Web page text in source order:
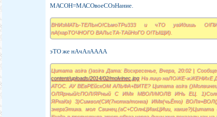
МАСОН=МАСОвоеСОзНание.
ВНИзМАТЬ-ТЕЛЬнО!СЬмоТРи333 и чТО увИдишь
пА(карТОЧНОГО ВАЛьсТА-ТАйНоГО О!ТЫЩИ).
эТО же нАчАлАААА
Цитата asira ()asira Дата: Воскресенье, Вчера, 20:02 |
content/uploads/2014/02/molvinec.jpgНа лицо наЛОЖЕ-жЖЕНИхЕ
АТОС. АУ ВЕвРЕйскОМ АЛЬФА+ВИТЕ? Цитата asira ()Молвинец
ОЛЯрный/сПОЛ/ЯРный С ИМя МВОЛ/МОЛВ ИНь ЕЦ.
ЯРкаКя) 3)Символ(СИ(7нотка/тонка) ИМя(чьЁто)
энергЭтика. мол Свинец.(аС+СОлнЦИакЦИии,